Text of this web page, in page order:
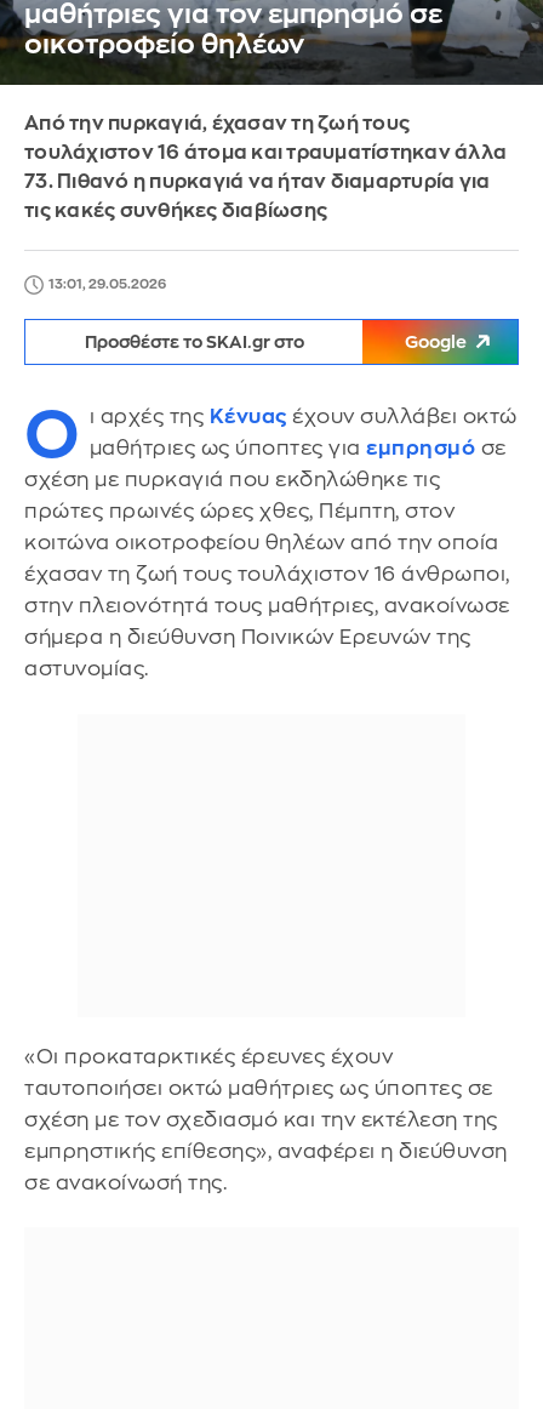
μαθήτριες για τον εμπρησμό σε
οικοτροφείο θηλέων
Από την πυρκαγιά, έχασαν τη ζωή τους
τουλάχιστον 16 άτομα και τραυματίστηκαν άλλα
73. Πιθανό η πυρκαγιά να ήταν διαμαρτυρία για
τις κακές συνθήκες διαβίωσης
13:01, 29.05.2026
Προσθέστε το SKAI.gr στο Google
Ο ι αρχές της Κένυας έχουν συλλάβει οκτώ
μαθήτριες ως ύποπτες για εμπρησμό σε
σχέση με πυρκαγιά που εκδηλώθηκε τις
πρώτες πρωινές ώρες χθες, Πέμπτη, στον
κοιτώνα οικοτροφείου θηλέων από την οποία
έχασαν τη ζωή τους τουλάχιστον 16 άνθρωποι,
στην πλειονότητά τους μαθήτριες, ανακοίνωσε
σήμερα η διεύθυνση Ποινικών Ερευνών της
αστυνομίας.
«Οι προκαταρκτικές έρευνες έχουν
ταυτοποιήσει οκτώ μαθήτριες ως ύποπτες σε
σχέση με τον σχεδιασμό και την εκτέλεση της
εμπρηστικής επίθεσης», αναφέρει η διεύθυνση
σε ανακοίνωσή της.